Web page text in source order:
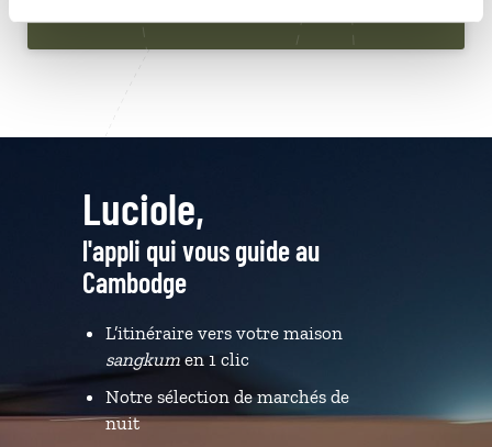
Luciole,
l'appli qui vous guide au
Cambodge
L’itinéraire vers votre maison
sangkumen 1 clic
Notre sélection de marchés de
nuit